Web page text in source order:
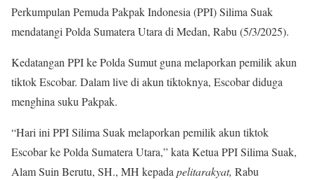
Perkumpulan Pemuda Pakpak Indonesia (PPI) Silima Suak
mendatangi Polda Sumatera Utara di Medan, Rabu (5/3/2025).
Kedatangan PPI ke Polda Sumut guna melaporkan pemilik akun
tiktok Escobar. Dalam live di akun tiktoknya, Escobar diduga
menghina suku Pakpak.
“Hari ini PPI Silima Suak melaporkan pemilik akun tiktok
Escobar ke Polda Sumatera Utara,” kata Ketua PPI Silima Suak,
Alam Suin Berutu, SH., MH kepadapelitarakyat, Rabu